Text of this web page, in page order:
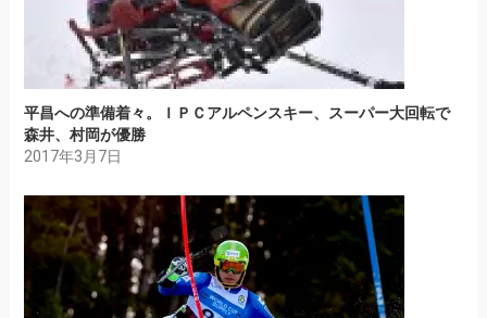
平昌への準備着々。ＩＰＣアルペンスキー、スーパー大回転で
森井、村岡が優勝
2017年3月7日